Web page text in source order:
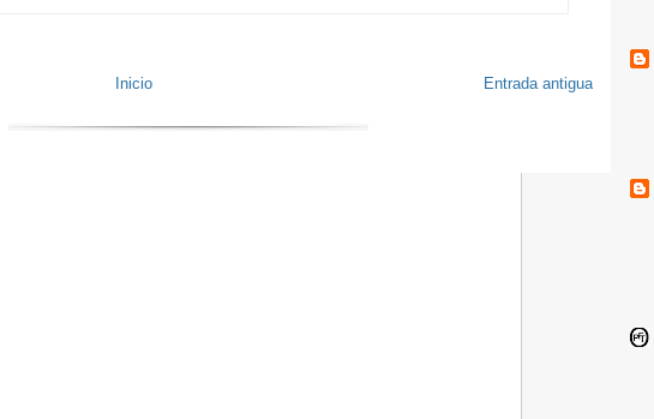
Entrada antigua
Inicio